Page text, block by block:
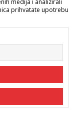
prikazu slika i
informacije kompletne
naše ponude i ne
medija i analizirali
prihvatate upotrebu